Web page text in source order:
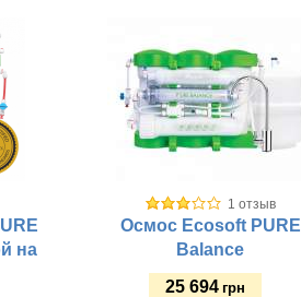
Материал корпуса:
Электропитание:
Высота крана, мм:
Тип колб:
Объем бака, л:
Габариты (ш/в/г) мм:
на
1 отзыв
Осмос Ecosoft PURE
Balance
25 694 грн